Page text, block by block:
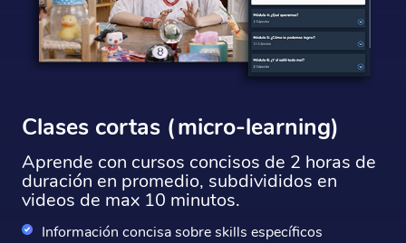
Clases cortas (micro-learning)
Aprende con cursos concisos de 2 horas de
duración en promedio, subdivididos en
videos de max 10 minutos.
Información concisa sobre skills específicos